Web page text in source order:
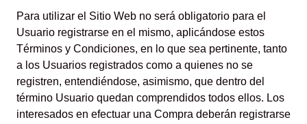
Para utilizar el Sitio Web no será obligatorio para el
Usuario registrarse en el mismo, aplicándose estos
Términos y Condiciones, en lo que sea pertinente, tanto
a los Usuarios registrados como a quienes no se
registren, entendiéndose, asimismo, que dentro del
término Usuario quedan comprendidos todos ellos. Los
interesados en efectuar una Compra deberán registrarse